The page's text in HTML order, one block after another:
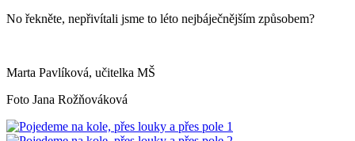
No řekněte, nepřivítali jsme to léto nejbáječnějším způsobem?
Marta Pavlíková, učitelka MŠ
Foto Jana Rožňováková